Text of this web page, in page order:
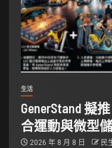
生活
GenerStand 擬
合運動與微型
2026 年 8 月 8 日 民